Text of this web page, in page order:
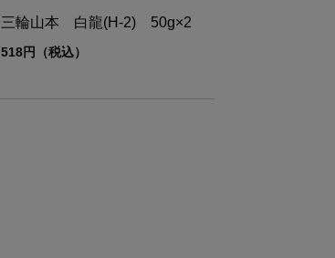
三輪山本 白龍(H-2) 50g×2
518円（税込）